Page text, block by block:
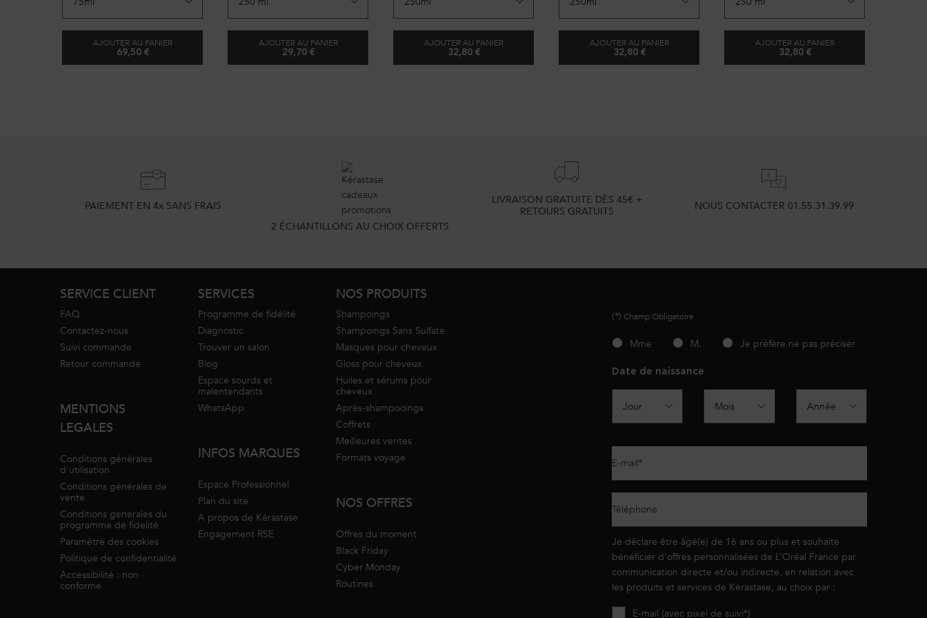
la fibre capillaire pour un toucher
iconique enveloppe la fibre capillaire
pour la protéger au quotidien sans
alourdir les cheveux.​
AJOUTER AU PANIER
69,50 €
AJOUTER AU PANIER
29,70 €
révéler une brillance saine et durable.
AJOUTER AU PANIER
32,80 €
AJOUTER AU PANIER
32,80 €
AJOUTER AU PANIER
32,80 €
PAIEMENT EN 4x SANS FRAIS
2 ÉCHANTILLONS AU CHOIX OFFERTS
LIVRAISON GRATUITE DÈS 45€ +
RETOURS GRATUITS
NOUS CONTACTER 01.55.31.39.99
SERVICE CLIENT
FAQ
Contactez-nous
Suivi commande
Retour commande
MENTIONS
LEGALES
Conditions générales
d'utilisation
Conditions générales de
vente
Conditions generales du
programme de fidelité
Paramètre des cookies
Politique de confidentialité
Accessibilité : non
conforme
SERVICES
Programme de fidélité
Diagnostic
Trouver un salon
Blog
Espace sourds et
malentendants
WhatsApp
INFOS MARQUES
Espace Professionnel
Plan du site
A propos de Kérastase
Engagement RSE
NOS PRODUITS
Shampoings
Shampoings Sans Sulfate
Masques pour cheveux
Gloss pour cheveux
Huiles et sérums pour
cheveux
Après-shampooings
Coffrets
Meilleures ventes
Formats voyage
NOS OFFRES
Offres du moment
Black Friday
Cyber Monday
Routines
(*) Champ Obligatoire
newslettersignup.title.legend
Mme M. Je préfère ne pas préciser
Date de naissance
E-mail*
Téléphone
Je déclare être âgé(e) de 16 ans ou plus et souhaite
bénéficier d’offres personnalisées de L’Oréal France par
communication directe et/ou indirecte, en relation avec
les produits et services de Kérastase, au choix par :
E-mail (avec pixel de suivi*)